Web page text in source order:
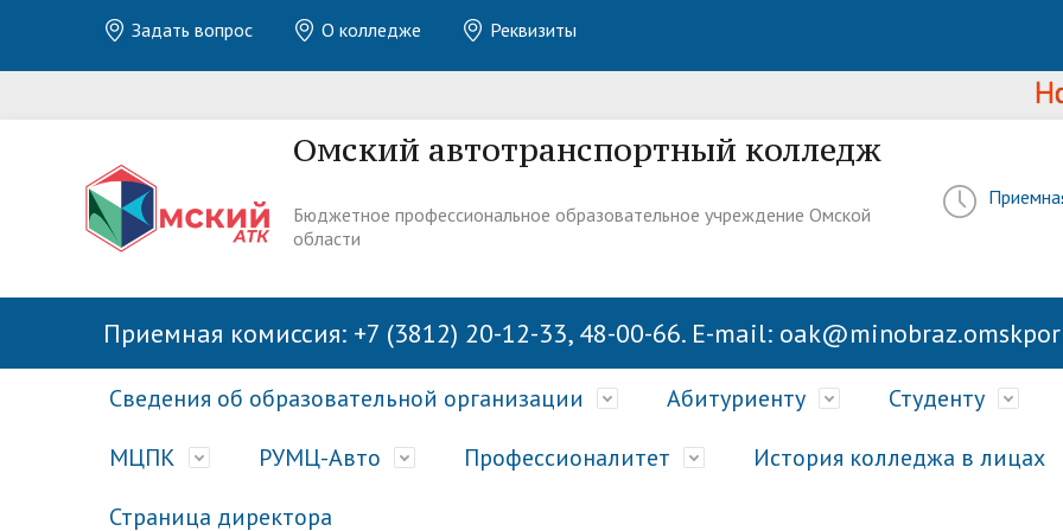
Задать вопрос О колледже Реквизиты
Омский автотранспортный колледж
Бюджетное профессиональное образовательное учреждение Омской
области
Приемная комиссия: +7 (3812) 20-12-33, 48-00-66. E-mail:
Сведения об образовательной организации Абитуриенту Студенту
МЦПК РУМЦ-Авто Профессионалитет
История колледжа в лицах
Страница директора